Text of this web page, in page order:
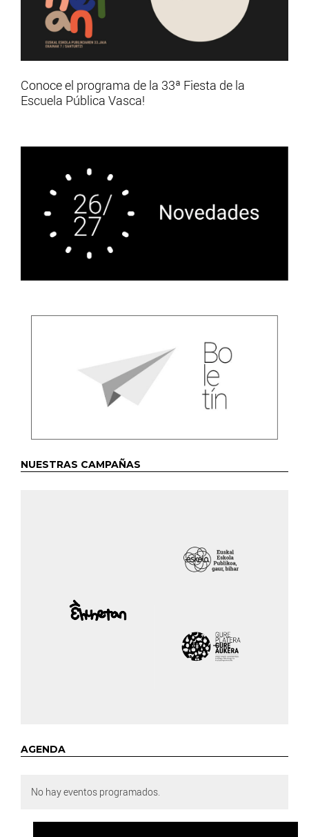
Conoce el programa de la 33ª Fiesta de la
Escuela Pública Vasca!
NUESTRAS CAMPAÑAS
AGENDA
No hay eventos programados.